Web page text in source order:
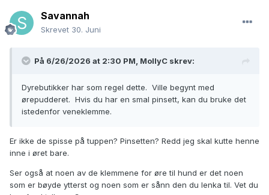
Savannah
Skrevet 30. Juni
På 6/26/2026 at 2:30 PM, MollyC skrev:
Dyrebutikker har som regel dette. Ville begynt med
ørepudderet. Hvis du har en smal pinsett, kan du bruke det
istedenfor veneklemme.
Er ikke de spisse på tuppen? Pinsetten? Redd jeg skal kutte henne
inne i øret bare.
Ser også at noen av de klemmene for øre til hund er det noen
som er bøyde ytterst og noen som er sånn den du lenka til. Vet du